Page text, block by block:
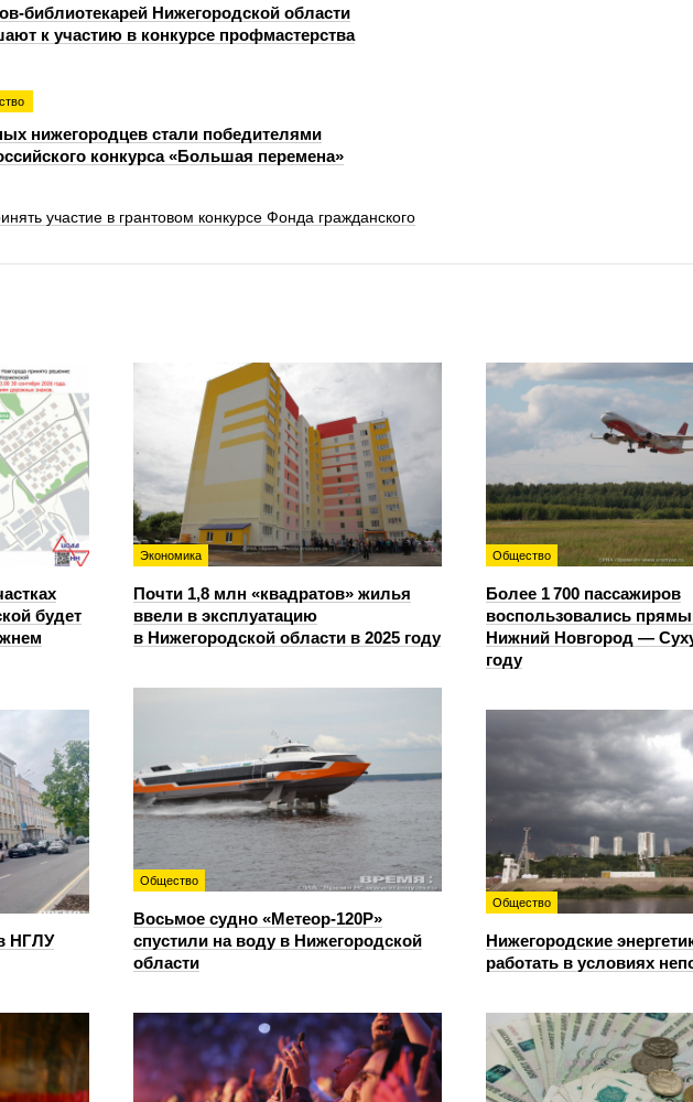
библиотекарей Нижегородской области
к участию в конкурсе профмастерства
нижегородцев стали победителями
конкурса «Большая перемена»
участие в грантовом конкурсе Фонда гражданского
будет
Экономика
Почти 1,8 млн «квадратов» жилья
ввели в эксплуатацию
в Нижегородской области в 2025 году
Общество
Более 1 700 пассажиров
воспользовались
Нижний Новгород —
году
Общество
Восьмое судно «Метеор-120Р»
спустили на воду в Нижегородской
области
НГЛУ
Общество
Нижегородские
работать в условиях